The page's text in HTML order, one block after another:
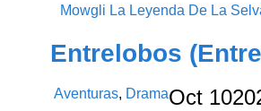
Mowgli La Leyenda De La
Entrelobos
Aventuras, DramaOct 10